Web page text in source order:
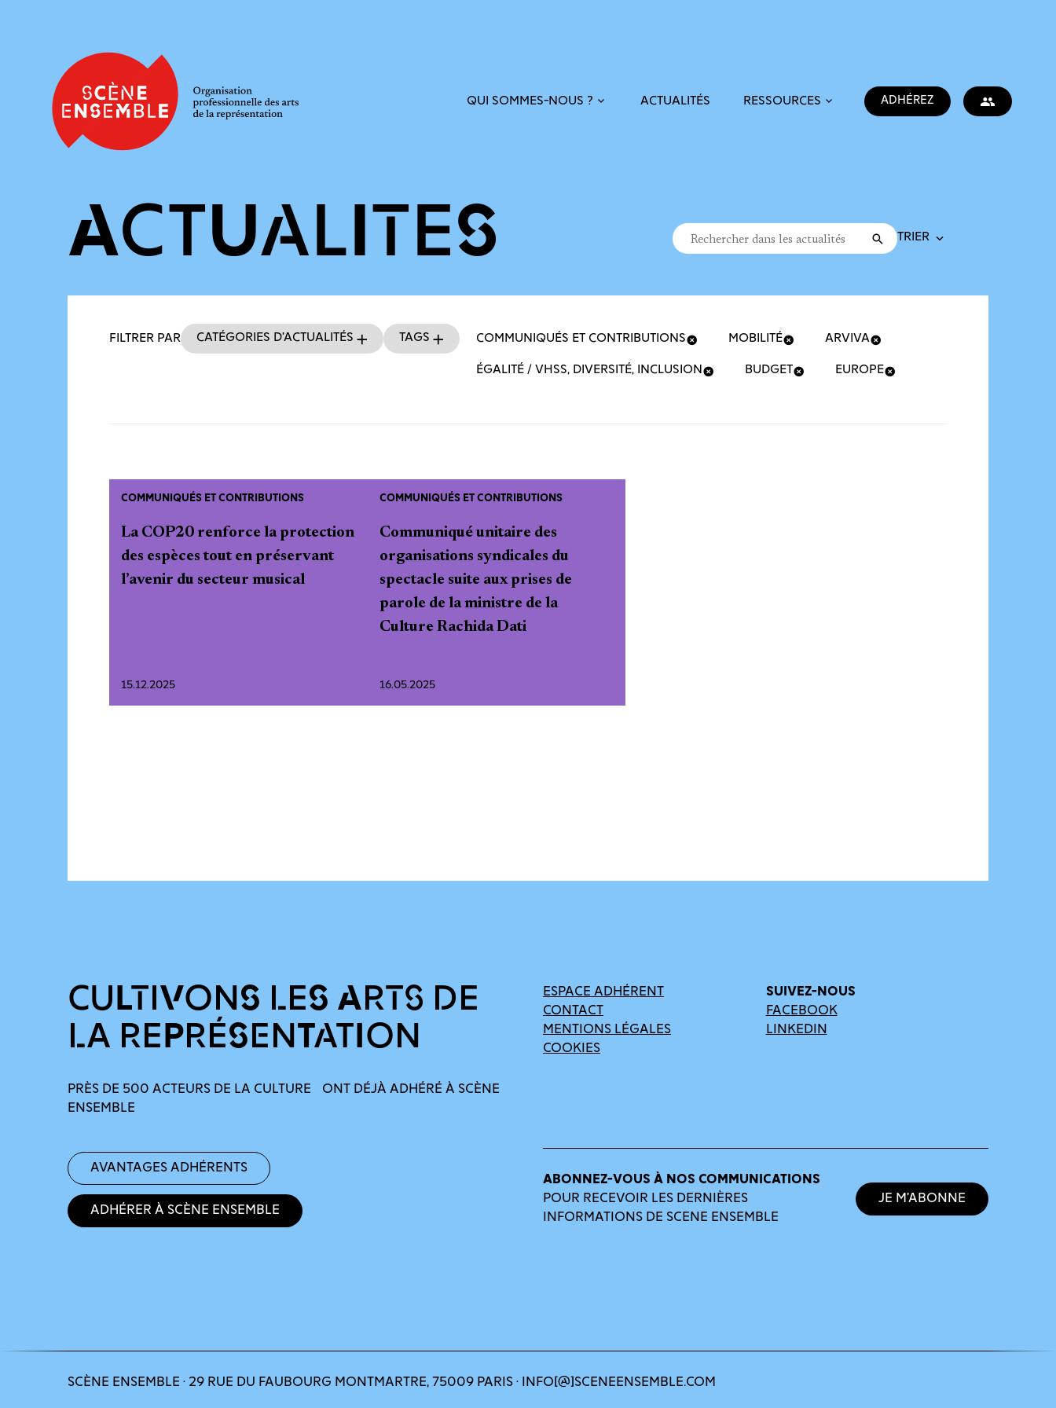
QUI SOMMES-NOUS ? ACTUALITÉS RESSOURCES ADHÉREZ
ACTUALITÉS
Filtres des actualités
Recherche
Rechercher dans les actualités Valider
Trier la recherche
FILTRER PAR Catégories d’actualités Tags COMMUNIQUÉS ET CONTRIBUTIONS MOBILITÉ ARVIVA
ÉGALITÉ / VHSS, DIVERSITÉ, INCLUSION BUDGET EUROPE
COMMUNIQUÉS ET CONTRIBUTIONS
La COP20 renforce la protection
des espèces tout en préservant
l’avenir du secteur musical
15.12.2025
COMMUNIQUÉS ET CONTRIBUTIONS
Communiqué unitaire des
organisations syndicales du
spectacle suite aux prises de
parole de la ministre de la
Culture Rachida Dati
16.05.2025
CULTIVONS LES ARTS DE
LA REPRÉSENTATION
PRÈS DE 500 ACTEURS DE LA CULTURE ONT DÉJÀ ADHÉRÉ À SCÈNE
ENSEMBLE
Avantages adhérents
Adhérer à Scène Ensemble
ESPACE ADHÉRENT
CONTACT
MENTIONS LÉGALES
COOKIES
SUIVEZ-NOUS
FACEBOOK
LINKEDIN
ABONNEZ-VOUS À NOS COMMUNICATIONS
POUR RECEVOIR LES DERNIÈRES
INFORMATIONS DE SCENE ENSEMBLE
Je m’abonne
SCÈNE ENSEMBLE · 29 RUE DU FAUBOURG MONTMARTRE, 75009 PARIS · INFO[@]SCENEENSEMBLE.COM